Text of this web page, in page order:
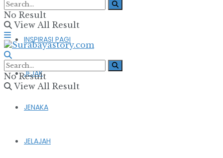
FIKSI & PUISI
INSPIRASI PAGI
JEJAK
JENAKA
JELAJAH
No Result
View All Result
No Result
View All Result